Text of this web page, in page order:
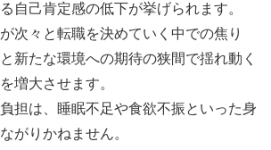
自己肯定感の低下が挙げられます。
次々と転職を決めていく中での焦り
新たな環境への期待の狭間で揺れ動く
増大させます。
担は、睡眠不足や食欲不振といった身
がりかねません。